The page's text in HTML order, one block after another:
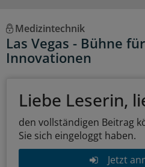
Medizintechnik
Las Vegas - Bühne
Innovationen
Liebe Leserin,
den vollständigen Beitrag
Sie sich eingeloggt haben.
Jetzt